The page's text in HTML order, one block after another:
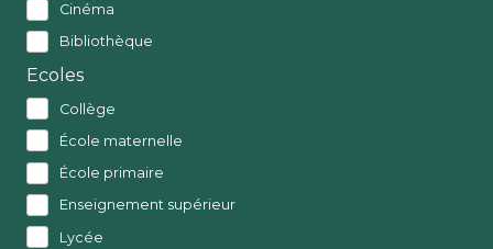
Cinéma
Bibliothèque
Ecoles
Collège
École maternelle
École primaire
Enseignement supérieur
Lycée